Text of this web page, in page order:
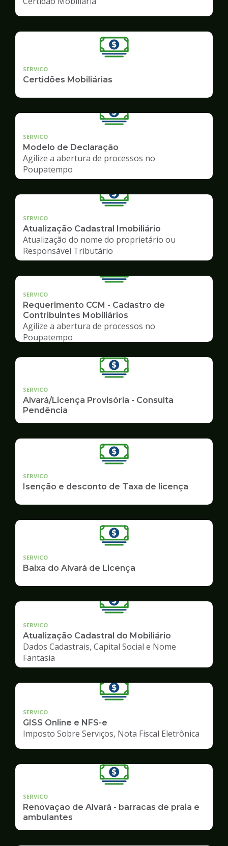
SERVICO
Certidões Mobiliárias
SERVICO
Modelo de Declaração
Agilize a abertura de processos no
Poupatempo
SERVICO
Atualização Cadastral Imobiliário
Atualização do nome do proprietário ou
Responsável Tributário
SERVICO
Requerimento CCM - Cadastro de
Contribuintes Mobiliários
Agilize a abertura de processos no
Poupatempo
SERVICO
Alvará/Licença Provisória - Consulta
Pendência
SERVICO
Isenção e desconto de Taxa de licença
SERVICO
Baixa do Alvará de Licença
SERVICO
Atualização Cadastral do Mobiliário
Dados Cadastrais, Capital Social e Nome
Fantasia
SERVICO
GISS Online e NFS-e
Imposto Sobre Serviços, Nota Fiscal Eletrônica
SERVICO
Renovação de Alvará - barracas de praia e
ambulantes